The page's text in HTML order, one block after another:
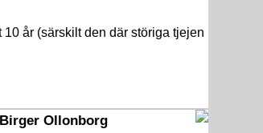
år (särskilt den där störiga tjejen
Birger Ollonborg